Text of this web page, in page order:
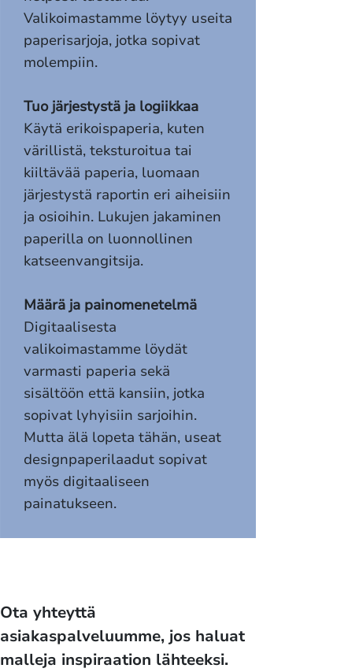
Valikoimastamme löytyy useita
paperisarjoja, jotka sopivat
molempiin.
Tuo järjestystä ja logiikkaa
Käytä erikoispaperia, kuten
värillistä, teksturoitua tai
kiiltävää paperia, luomaan
järjestystä raportin eri aiheisiin
ja osioihin. Lukujen jakaminen
paperilla on luonnollinen
katseenvangitsija.
Määrä ja painomenetelmä
Digitaalisesta
valikoimastamme löydät
varmasti paperia sekä
sisältöön että kansiin, jotka
sopivat lyhyisiin sarjoihin.
Mutta älä lopeta tähän, useat
designpaperilaadut sopivat
myös digitaaliseen
painatukseen.
Ota yhteyttä
asiakaspalveluumme, jos haluat
malleja inspiraation lähteeksi.